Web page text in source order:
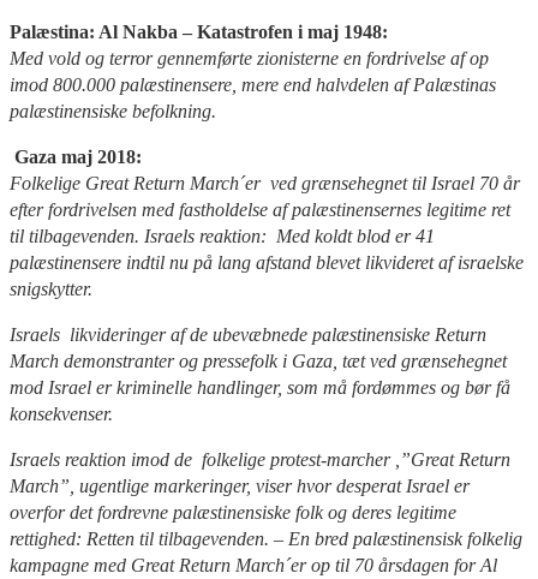
Palæstina: Al Nakba – Katastrofen i maj 1948:
Med vold og terror gennemførte zionisterne en fordrivelse af op
imod 800.000 palæstinensere, mere end halvdelen af Palæstinas
palæstinensiske befolkning.
Gaza maj 2018:
Folkelige Great Return March´er ved grænsehegnet til Israel 70 år
efter fordrivelsen med fastholdelse af palæstinensernes legitime ret
til tilbagevenden. Israels reaktion: Med koldt blod er 41
palæstinensere indtil nu på lang afstand blevet likvideret af israelske
snigskytter.
Israels likvideringer af de ubevæbnede palæstinensiske Return
March demonstranter og pressefolk i Gaza, tæt ved grænsehegnet
mod Israel er kriminelle handlinger, som må fordømmes og bør få
konsekvenser.
Israels reaktion imod de folkelige protest-marcher ,”Great Return
March”, ugentlige markeringer, viser hvor desperat Israel er
overfor det fordrevne palæstinensiske folk og deres legitime
rettighed: Retten til tilbagevenden. – En bred palæstinensisk folkelig
kampagne med Great Return March´er op til 70 årsdagen for Al